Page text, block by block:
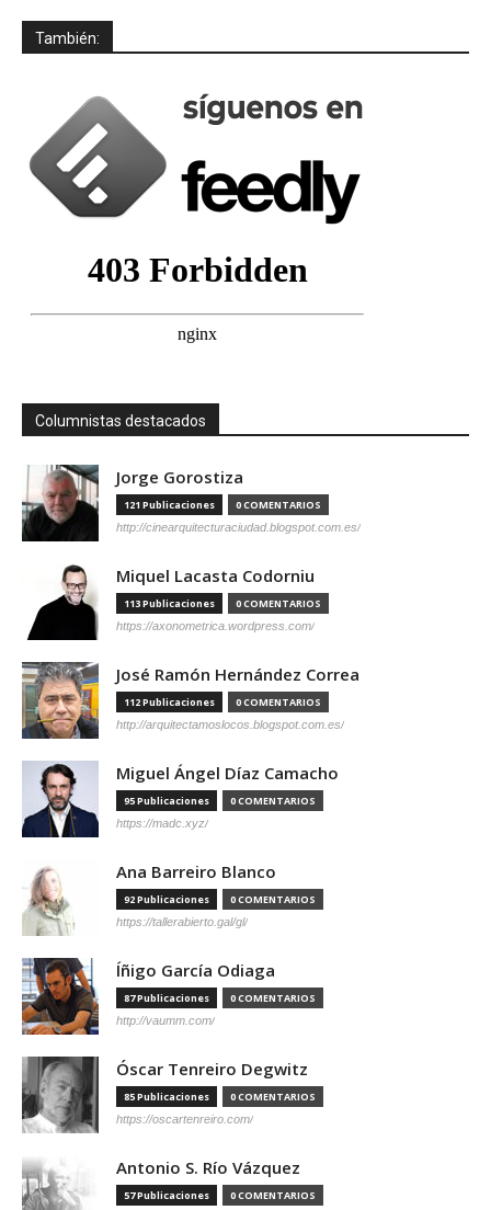
También:
Columnistas destacados
Jorge Gorostiza
121 Publicaciones 0 COMENTARIOS
http://cinearquitecturaciudad.blogspot.com.es/
Miquel Lacasta Codorniu
113 Publicaciones 0 COMENTARIOS
https://axonometrica.wordpress.com/
José Ramón Hernández Correa
112 Publicaciones 0 COMENTARIOS
http://arquitectamoslocos.blogspot.com.es/
Miguel Ángel Díaz Camacho
95 Publicaciones 0 COMENTARIOS
https://madc.xyz/
Ana Barreiro Blanco
92 Publicaciones 0 COMENTARIOS
https://tallerabierto.gal/gl/
Íñigo García Odiaga
87 Publicaciones 0 COMENTARIOS
http://vaumm.com/
Óscar Tenreiro Degwitz
85 Publicaciones 0 COMENTARIOS
https://oscartenreiro.com/
Antonio S. Río Vázquez
57 Publicaciones 0 COMENTARIOS